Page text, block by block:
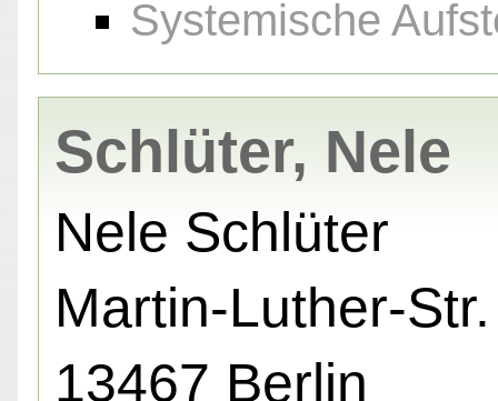
Systemische
Schlüter, Nele
Nele Schlüter
Martin-Luther-
13467 Berlin